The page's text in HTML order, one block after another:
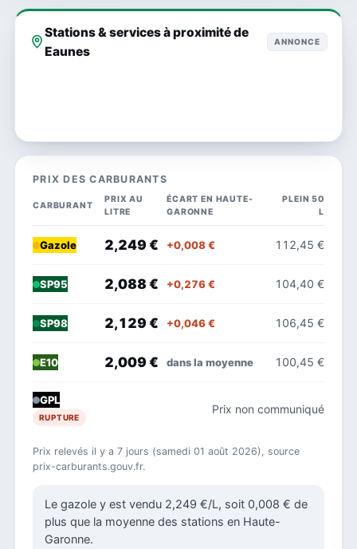
Stations & services à proximité de
Eaunes
ANNONCE
PRIX DES CARBURANTS
CARBURANT
PRIX AU
LITRE
ÉCART EN HAUTE-
GARONNE
PLEIN 50
L
Gazole 2,249 € +0,008 € 112,45 €
SP95 2,088 € +0,276 € 104,40 €
SP98 2,129 € +0,046 € 106,45 €
E10 2,009 € dans la moyenne 100,45 €
GPL
RUPTURE
Prix non communiqué
Prix relevés il y a 7 jours (samedi 01 août 2026), source
prix-carburants.gouv.fr.
Le gazole y est vendu 2,249 €/L, soit 0,008 € de
plus que la moyenne des stations en Haute-
Garonne.